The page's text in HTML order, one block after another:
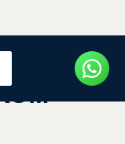
—